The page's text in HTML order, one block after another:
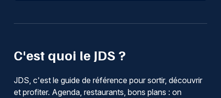
C'est quoi le JDS ?
JDS, c'est le guide de référence pour sortir, découvrir
et profiter. Agenda, restaurants, bons plans : on